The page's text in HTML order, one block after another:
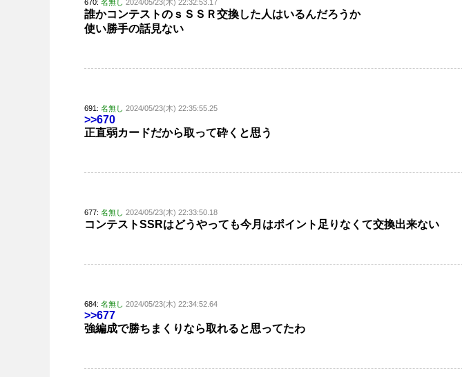
670: 名無し 2024/05/23(木) 22:32:53.17
誰かコンテストのｓＳＳＲ交換した人はいるんだろうか
使い勝手の話見ない
691: 名無し 2024/05/23(木) 22:35:55.25
>>670
正直弱カードだから取って砕くと思う
677: 名無し 2024/05/23(木) 22:33:50.18
コンテストSSRはどうやっても今月はポイント足りなくて交換出来ない
684: 名無し 2024/05/23(木) 22:34:52.64
>>677
強編成で勝ちまくりなら取れると思ってたわ